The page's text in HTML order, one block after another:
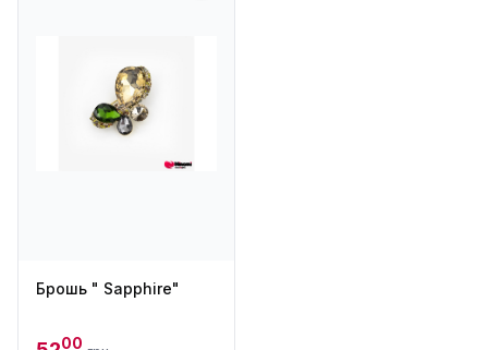
Брошь " Sapphire"
00